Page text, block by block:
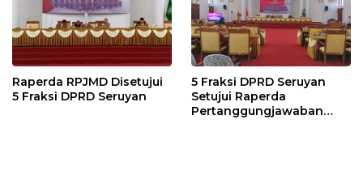
Raperda RPJMD Disetujui
5 Fraksi DPRD Seruyan
5 Fraksi DPRD Seruyan
Setujui Raperda
Pertanggungjawaban